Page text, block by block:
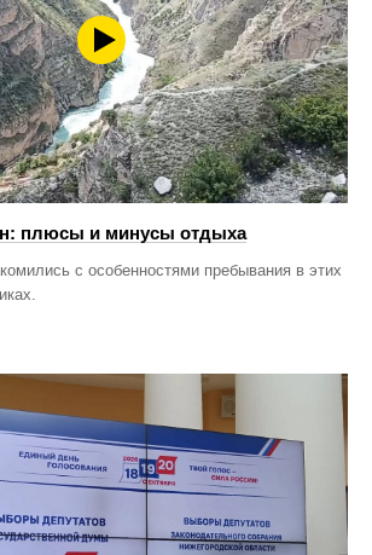
плюсы и минусы отдыха
с особенностями пребывания в этих